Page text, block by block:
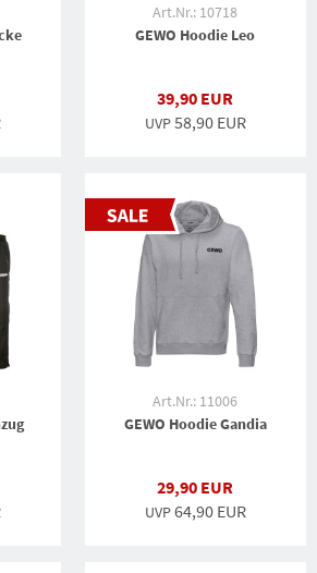
Art.Nr.: 10718
GEWO Hoodie Leo
39,90 EUR
UVP58,90 EUR
Art.Nr.: 11006
GEWO Hoodie Gandia
29,90 EUR
UVP64,90 EUR